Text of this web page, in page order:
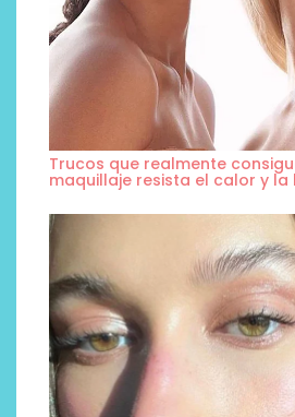
Trucos que realmente
maquillaje resista el calor y la